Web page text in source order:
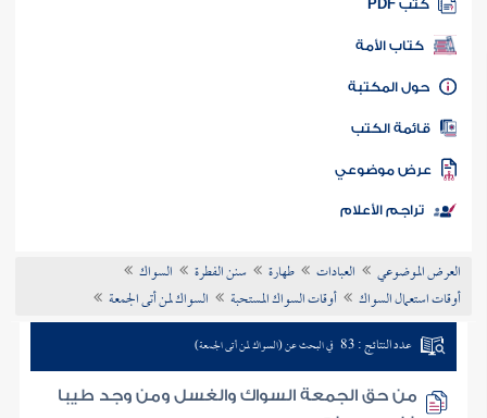
كتب PDF
كتاب الأمة
المكتبة
الكتب
موضوعي
تراجم الأعلام
العرض الموضوعي العبادات طهارة سنن الفطرة
السواك
أوقات استعمال السواك
أوقات السواك المستحبة السواك لمن أتى الجمعة
عدد النتائج : 83 في البحث عن (السواك لمن أتى الجمعة)
من حق الجمعة السواك والغسل ومن وجد طيبا